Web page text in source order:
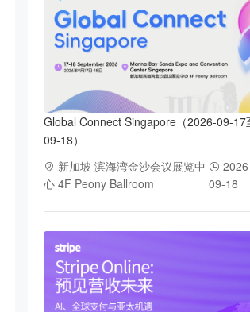
Global Connect Singapore（2026-09-17
09-18）
新加坡 滨海湾金沙会议展览中
心 4F Peony Ballroom
09-18